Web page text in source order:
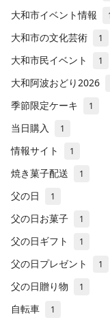
大和市イベント情報
大和市の文化芸術 1
大和市民イベント 1
大和阿波おどり2026
季節限定ケーキ 1
当日購入 1
情報サイト 1
焼き菓子配送 1
父の日 1
父の日お菓子 1
父の日ギフト 1
父の日プレゼント 1
父の日贈り物 1
自転車 1